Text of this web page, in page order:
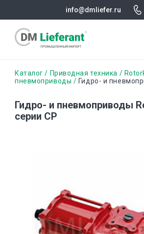
содержанию
info@dmliefer.ru
Строка
Каталог Приводная техника
пневмоприводы
Гидро- и
Гидро- и пневмоприводы
серии CP